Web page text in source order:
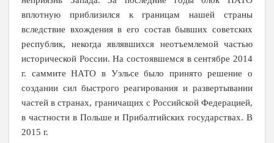
вплотную приблизился к границам нашей страны
вследствие вхождения в его состав бывших советских
республик, некогда являвшихся неотъемлемой частью
исторической России. На состоявшемся в сентябре 2014
г. саммите НАТО в Уэльсе было принято решение о
создании сил быстрого реагирования и развертывании
частей в странах, граничащих с Российской Федерацией,
в частности в Польше и Прибалтийских государствах. В
2015 г.